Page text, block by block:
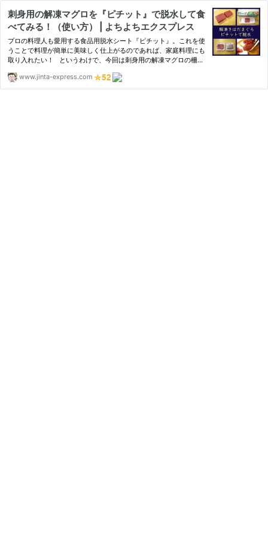
刺身用の解凍マグロを『ピチット』で脱水して食
べてみる！（使い方） | よちよちエクスプレス
プロの料理人も愛用する食品用脱水シート『ピチット』。これを使
うことで料理が簡単に美味しく仕上がるのであれば、家庭料理にも
取り入れたい！ というわけで、今回は刺身用の解凍マグロの柵に
www.jinta-express.com